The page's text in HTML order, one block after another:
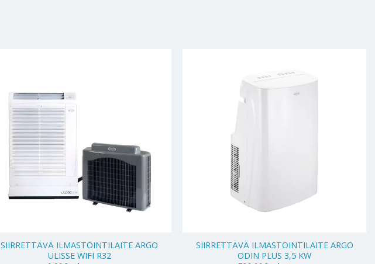
SIIRRETTÄVÄ ILMASTOINTILAITE ARGO
ULISSE WIFI R32
SIIRRETTÄVÄ ILMASTOINTILAITE ARGO
ODIN PLUS 3,5 KW